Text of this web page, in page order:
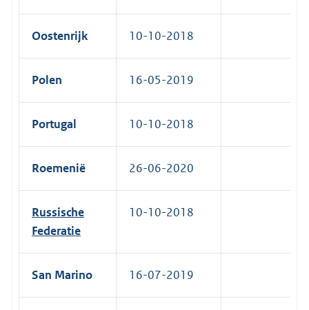
Oostenrijk 10-10-2018
Polen 16-05-2019
Portugal 10-10-2018
Roemenië 26-06-2020
Russische
Federatie
10-10-2018
San Marino 16-07-2019